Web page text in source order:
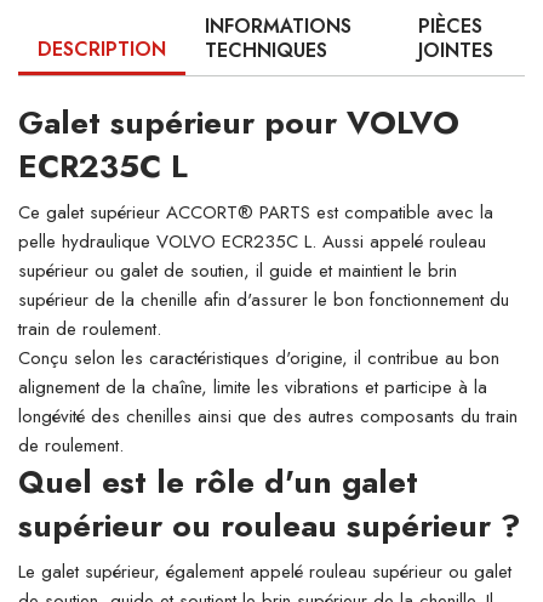
DESCRIPTION
INFORMATIONS
TECHNIQUES
PIÈCES
JOINTES
Galet supérieur pour VOLVO
ECR235C L
Ce galet supérieur ACCORT® PARTS est compatible avec la
pelle hydraulique VOLVO ECR235C L. Aussi appelé rouleau
supérieur ou galet de soutien, il guide et maintient le brin
supérieur de la chenille afin d'assurer le bon fonctionnement du
train de roulement.
Conçu selon les caractéristiques d'origine, il contribue au bon
alignement de la chaîne, limite les vibrations et participe à la
longévité des chenilles ainsi que des autres composants du train
de roulement.
Quel est le rôle d'un galet
supérieur ou rouleau supérieur ?
Le galet supérieur, également appelé rouleau supérieur ou galet